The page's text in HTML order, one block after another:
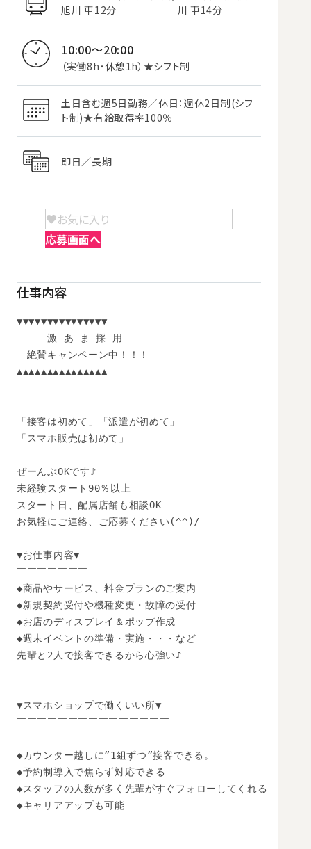
旭川 車12分
川 車14分
10:00～20:00
（実働8h・休憩1h）★シフト制
土日含む週5日勤務／休日：週休2日制(シフ
ト制)★有給取得率100％
即日／長期
お気に入り
応募画面へ
仕事内容
▼▼▼▼▼▼▼▼▼▼▼▼▼▼▼
激 あ ま 採 用
絶賛キャンペーン中！！！
▲▲▲▲▲▲▲▲▲▲▲▲▲▲▲
「接客は初めて」「派遣が初めて」
「スマホ販売は初めて」
ぜーんぶOKです♪
未経験スタート90％以上
スタート日、配属店舗も相談OK
お気軽にご連絡、ご応募ください(^^)/
▼お仕事内容▼
￣￣￣￣￣￣￣
◆商品やサービス、料金プランのご案内
◆新規契約受付や機種変更・故障の受付
◆お店のディスプレイ＆ポップ作成
◆週末イベントの準備・実施・・・など
先輩と2人で接客できるから心強い♪
▼スマホショップで働くいい所▼
￣￣￣￣￣￣￣￣￣￣￣￣￣￣￣
◆カウンター越しに”1組ずつ”接客できる。
◆予約制導入で焦らず対応できる
◆スタッフの人数が多く先輩がすぐフォローしてくれる
◆キャリアアップも可能